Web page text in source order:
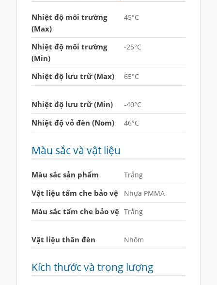
Nhiệt độ môi trường
(Max)
45°C
Nhiệt độ môi trường
(Min)
-25°C
Nhiệt độ lưu trữ (Max) 65°C
Nhiệt độ lưu trữ (Min) -40°C
Nhiệt độ vỏ đèn (Nom) 46°C
Màu sắc và vật liệu
Màu sắc sản phẩm Trắng
Vật liệu tấm che bảo vệ Nhựa PMMA
Màu sắc tấm che bảo vệ Trắng
Vật liệu thân đèn Nhôm
Kích thước và trọng lượng